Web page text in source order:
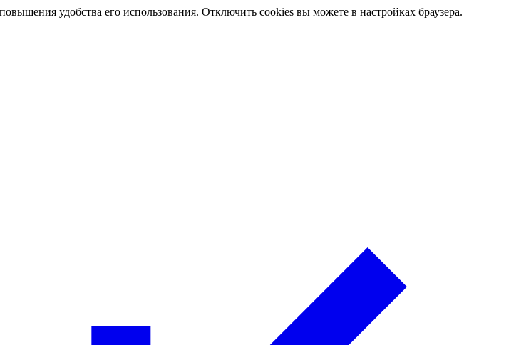
удобства его использования. Отключить cookies вы можете в настройках браузера.